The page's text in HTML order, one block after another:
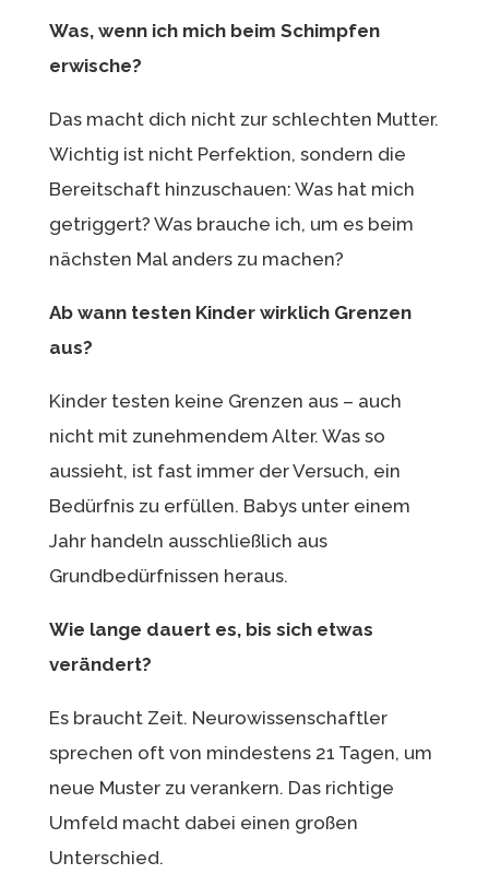
Was, wenn ich mich beim Schimpfen
erwische?
Das macht dich nicht zur schlechten Mutter.
Wichtig ist nicht Perfektion, sondern die
Bereitschaft hinzuschauen: Was hat mich
getriggert? Was brauche ich, um es beim
nächsten Mal anders zu machen?
Ab wann testen Kinder wirklich Grenzen
aus?
Kinder testen keine Grenzen aus – auch
nicht mit zunehmendem Alter. Was so
aussieht, ist fast immer der Versuch, ein
Bedürfnis zu erfüllen. Babys unter einem
Jahr handeln ausschließlich aus
Grundbedürfnissen heraus.
Wie lange dauert es, bis sich etwas
verändert?
Es braucht Zeit. Neurowissenschaftler
sprechen oft von mindestens 21 Tagen, um
neue Muster zu verankern. Das richtige
Umfeld macht dabei einen großen
Unterschied.